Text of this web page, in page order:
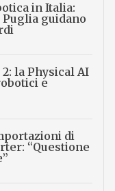
in Italia:
Puglia guidano
la Physical AI
e
di
“Questione